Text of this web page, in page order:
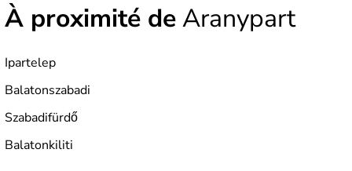
pays dont la langue est bien-sûr le hongrois et la
monnaie le forint. Sa capitale s'appelle Budapest.
développée en Hongrie.
À proximité deAranypart
Ipartelep
Balatonszabadi
Szabadifürdő
Balatonkiliti